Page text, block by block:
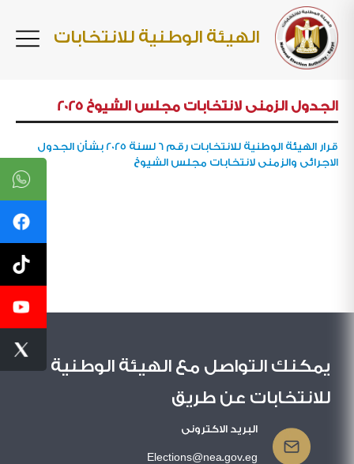
الهيئة الوطنية للانتخابات
الجدول الزمنى لانتخابات مجلس الشيوخ 2025
قرار الهيئة الوطنية للانتخابات رقم 6 لسنة 2025 بشأن الجدول
الاجرائى والزمنى لانتخابات مجلس الشيوخ
يمكنك التواصل مع الهيئة الوطنية
للانتخابات عن طريق
البريد الاكترونى
Elections@nea.gov.eg